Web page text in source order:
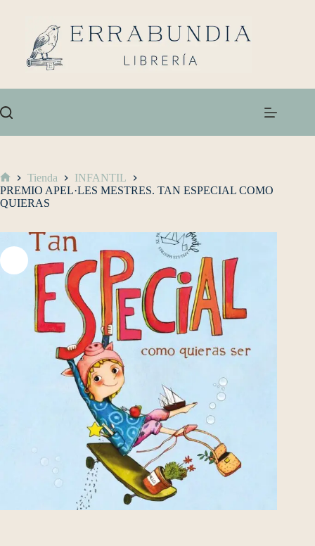
Tienda
INFANTIL
PREMIO APEL·LES MESTRES. TAN ESPECIAL COMO
QUIERAS